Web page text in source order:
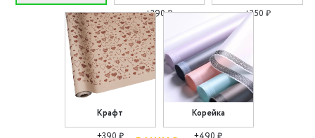
+290 ₽
+350 ₽
Крафт
Корейка